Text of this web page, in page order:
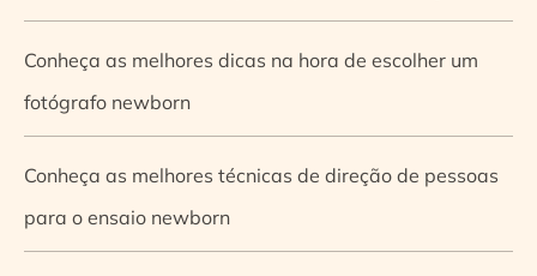
Conheça as melhores dicas na hora de escolher um
fotógrafo newborn
Conheça as melhores técnicas de direção de pessoas
para o ensaio newborn